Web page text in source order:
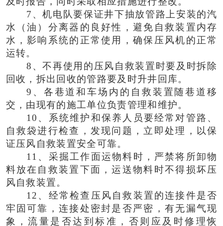
7、机电队要保证井下抽放管路上安装的汽
水（油）分离器的良好性，避免自救装置内存
水，影响系统的正常使用，确保压风机的正常
运转。
8、不再使用的压风自救装置时要及时拆除
回收，拆出回收的管路要及时升井回库。
9、各巷道和车场内的自救装置随巷道移
交，由现有的施工单位负责管理和维护。
10、系统维护和保养人员要经常对管路、
自救袋进行检查，发现问题，立即处理，以保
证压风自救装置安全可靠。
11、采掘工作面运物料时，严禁将所卸物
料放在自救装置下面，运送物料时不得损坏压
风自救装置。
12、经常检查压风自救装置的连接件是否
牢固可靠，连接处密封是否严密，有无漏气现
象，流量是否达到标准，否则应及时修理恢